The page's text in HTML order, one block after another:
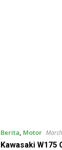
Berita Motor
Kawasaki W175